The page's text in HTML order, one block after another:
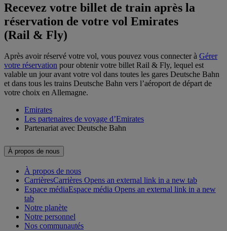
Recevez votre billet de train après la
réservation de votre vol Emirates
(Rail & Fly)
Après avoir réservé votre vol, vous pouvez vous connecter à Gérer
votre réservation pour obtenir votre billet Rail & Fly, lequel est
valable un jour avant votre vol dans toutes les gares Deutsche Bahn
et dans tous les trains Deutsche Bahn vers l’aéroport de départ de
votre choix en Allemagne.
Emirates
Les partenaires de voyage d’Emirates
Partenariat avec Deutsche Bahn
À propos de nous
À propos de nous
CarrièresCarrières Opens an external link in a new tab
Espace médiaEspace média Opens an external link in a new
tab
Notre planète
Notre personnel
Nos communautés